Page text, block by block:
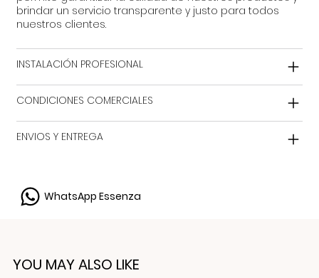
brindar un servicio transparente y justo para todos
nuestros clientes.
INSTALACIÓN PROFESIONAL
CONDICIONES COMERCIALES
ENVIOS Y ENTREGA
WhatsApp Essenza
YOU MAY ALSO LIKE